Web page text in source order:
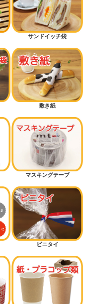
サンドイッチ袋
敷き紙
マスキングテープ
ビニタイ